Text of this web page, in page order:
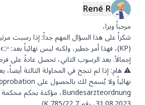
René R